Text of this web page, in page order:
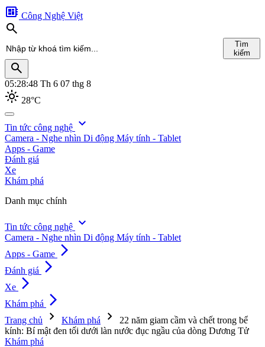
developer_board Công Nghệ Việt
search
Tìm
kiếm
search
05:28:50 Th 6 07 thg 8
light_mode 28°C
search
Tin tức công nghệ expand_more
Camera - Nghe nhìn Di động Máy tính - Tablet
Apps - Game
Đánh giá
Xe
Khám phá
Danh mục chính
Tin tức công nghệ expand_more
Camera - Nghe nhìn Di động Máy tính - Tablet
Apps - Game arrow_forward_ios
Đánh giá arrow_forward_ios
Xe arrow_forward_ios
Khám phá arrow_forward_ios
Trang chủ chevron_right Khám phá chevron_right
22 năm giam cầm và chết trong bể
kính: Bí mật đen tối dưới làn nước đục ngầu của dòng Dương Tử
Khám phá